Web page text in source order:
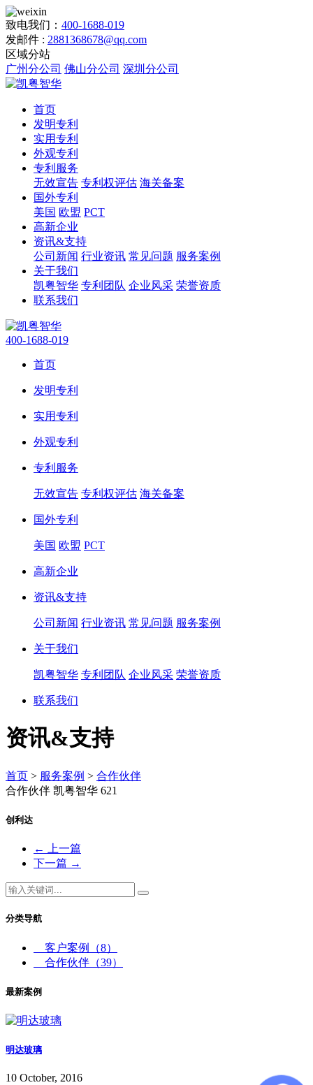
致电我们： 400-1688-019
发邮件 : 2881368678@qq.com
区域分站
广州分公司 佛山分公司 深圳分公司
首页
发明专利
实用专利
外观专利
专利服务
无效宣告 专利权评估 海关备案
国外专利
美国 欧盟 PCT
高新企业
资讯&支持
公司新闻 行业资讯 常见问题 服务案例
关于我们
凯粤智华 专利团队 企业风采 荣誉资质
联系我们
400-1688-019
首页
发明专利
实用专利
外观专利
专利服务
无效宣告 专利权评估 海关备案
国外专利
美国 欧盟 PCT
高新企业
资讯&支持
公司新闻 行业资讯 常见问题 服务案例
关于我们
凯粤智华 专利团队 企业风采 荣誉资质
联系我们
资讯&支持
首页 > 服务案例 > 合作伙伴
合作伙伴 凯粤智华 621
创利达
←
上一篇
下一篇 →
分类导航
客户案例
（8）
合作伙伴 （39）
最新案例
明达玻璃
10 October, 2016